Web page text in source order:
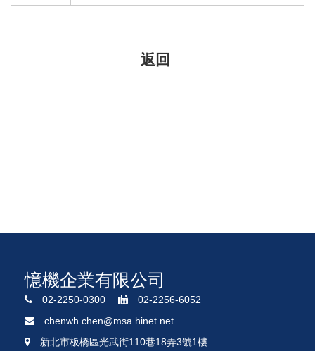
憶機企業有限公司
02-2250-0300
02-2256-6052
chenwh.chen@msa.hinet.net
新北市板橋區光武街110巷18弄3號1樓